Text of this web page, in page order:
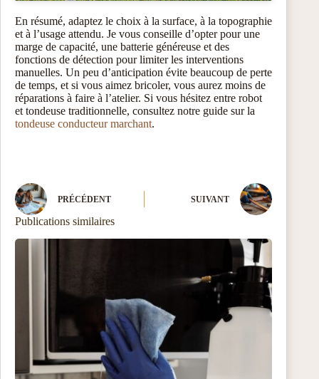
En résumé, adaptez le choix à la surface, à la topographie
et à l’usage attendu. Je vous conseille d’opter pour une
marge de capacité, une batterie généreuse et des
fonctions de détection pour limiter les interventions
manuelles. Un peu d’anticipation évite beaucoup de perte
de temps, et si vous aimez bricoler, vous aurez moins de
réparations à faire à l’atelier. Si vous hésitez entre robot
et tondeuse traditionnelle, consultez notre guide sur la
tondeuse conducteur marchant.
PRÉCÉDENT SUIVANT
Publications similaires